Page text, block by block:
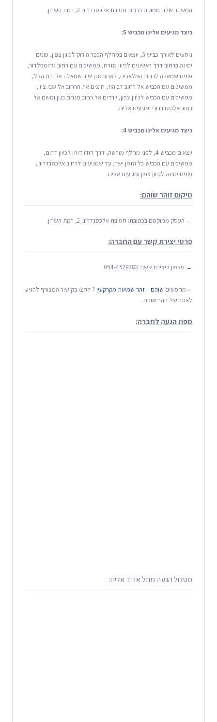
המשרד שלנו ממוקם ברחוב חטיבת אלכסנדרוני 2, רמת השרון.
כיצד מגיעים אלינו מכביש 5:
נוסעים לאורך כביש 5, יוצאים במחלף הכפר הירוק לכיוון צפון, פונים
ימינה ברחוב דרך ראשונים לכיוון מזרח, ממשיכים עם רחוב טרומפלדור,
פונים שמאלה לרחוב המלאכים, לאחר מכן שוב שמאלה אל בית הלל,
ממשיכים עם הכביש אל רחוב דב הוז, חוצים את הרחוב אל שבי ציון,
ממשיכים עם הכביש לכיוון צפון, יורדים אל רחוב מנחם בגין ומשם אל
רחוב אלכסנדרוני ומגיעים אלינו.
כיצד מגיעים אלינו מכביש 4:
יוצאים מכביש 4, לפני מחלף מורשה, דרך דודו דותן לכיוון דרום,
ממשיכים עם הכביש כל הזמן ישר, עד שמגיעים לרחוב אלכסנדרוני,
פונים ימינה לכיוון צפון ומגיעים אלינו.
מיקום זוהר שוהם:
← העסק ממוקמם בכתובת: חטיבת אלכסנדרוני 2, רמת השרון.
פרטי יצירת קשר עם החברה:
← טלפון ליצירת קשר: 054-4528383
←מחפשים שוהם – זהר שמאות מקרקעין ? לחצו בקישור המצורף להגיע
לאתר של זוהר שוהם.
מפת הגעה לחברה:
מסלול הגעה מתל אביב אלינו: